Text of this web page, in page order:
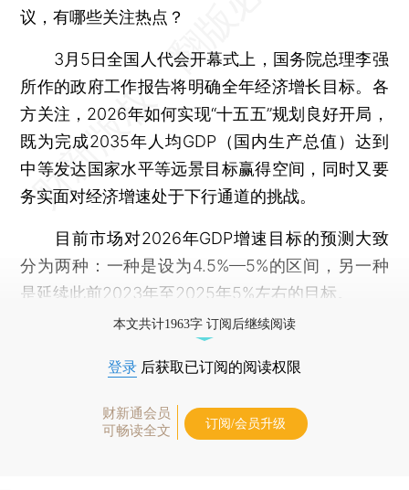
议，有哪些关注热点？
3月5日全国人代会开幕式上，国务院总理李强
所作的政府工作报告将明确全年经济增长目标。各
方关注，2026年如何实现“十五五”规划良好开局，
既为完成2035年人均GDP（国内生产总值）达到
中等发达国家水平等远景目标赢得空间，同时又要
务实面对经济增速处于下行通道的挑战。
目前市场对2026年GDP增速目标的预测大致
分为两种：一种是设为4.5%—5%的区间，另一种
是延续此前2023年至2025年5%左右的目标。
本文共计1963字 订阅后继续阅读
登录 后获取已订阅的阅读权限
财新通会员
可畅读全文
订阅/会员升级